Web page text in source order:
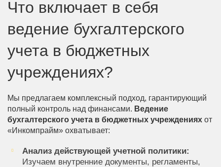
Что включает в себя
ведение бухгалтерского
учета в бюджетных
учреждениях?
Мы предлагаем комплексный подход, гарантирующий
полный контроль над финансами. Ведение
бухгалтерского учета в бюджетных учреждениях от
«Инкомпрайм» охватывает:
Анализ действующей учетной политики:
Изучаем внутренние документы, регламенты,